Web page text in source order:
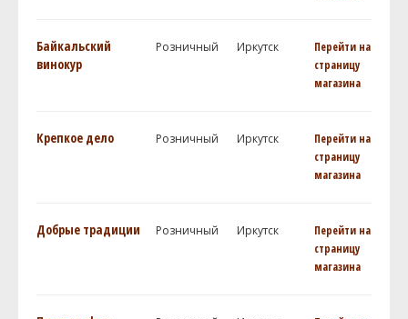
Байкальский
винокур
Розничный Иркутск
Перейти на
страницу
магазина
Крепкое дело Розничный Иркутск
Перейти на
страницу
магазина
Добрые традиции Розничный Иркутск
Перейти на
страницу
магазина